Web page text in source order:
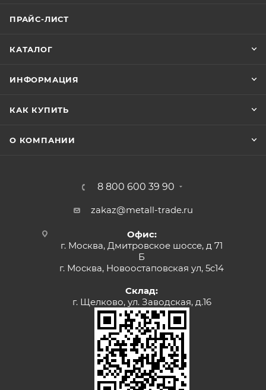
ПРАЙС-ЛИСТ
КАТАЛОГ
ИНФОРМАЦИЯ
КАК КУПИТЬ
О КОМПАНИИ
8 800 600 39 90
zakaz@metall-trade.ru
Офис:
г. Москва, Дмитровское шоссе, д 71
Б
г. Москва, Новоостаповская ул, 5с14
Склад:
г. Щелково, ул. Заводская, д.16